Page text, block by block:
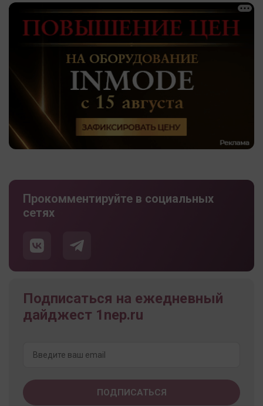
Прокомментируйте в социальных
сетях
Подписаться на ежедневный
дайджест 1nep.ru